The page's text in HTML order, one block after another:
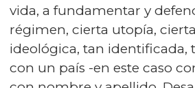
vida, a fundamentar y
régimen, cierta utopía,
ideológica, tan identificada,
con un país -en este caso